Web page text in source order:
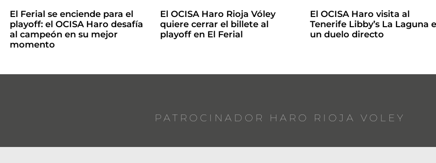
El Ferial se enciende para el
playoff: el OCISA Haro desafía
al campeón en su mejor
momento
El OCISA Haro Rioja Vóley
quiere cerrar el billete al
playoff en El Ferial
El OCISA Haro visita al
Tenerife Libby’s La Laguna
un duelo directo
PATROCINADOR HARO RIOJA VOLEY